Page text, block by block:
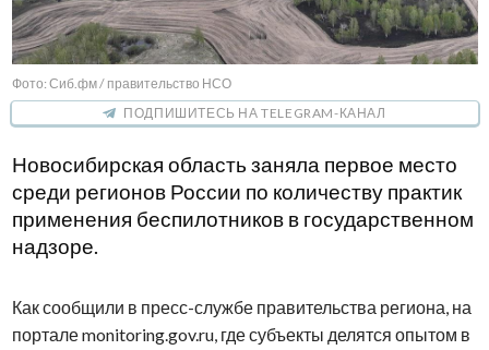
Фото: Сиб.фм / правительство НСО
ПОДПИШИТЕСЬ НА TELEGRAM-КАНАЛ
Новосибирская область заняла первое место
среди регионов России по количеству практик
применения беспилотников в государственном
надзоре.
Как сообщили в пресс-службе правительства региона, на
портале monitoring.gov.ru, где субъекты делятся опытом в